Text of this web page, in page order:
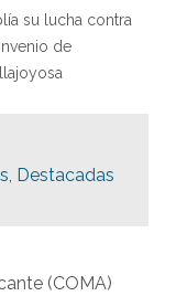
su lucha contra
de
, Destacadas
(COMA)